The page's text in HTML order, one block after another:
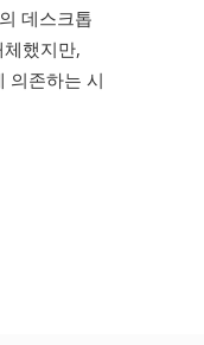
데스크톱
했지만,
의존하는 시